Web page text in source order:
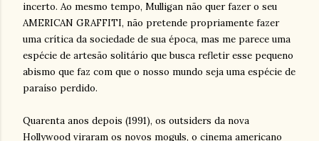
incerto. Ao mesmo tempo, Mulligan não quer fazer o seu
AMERICAN GRAFFITI, não pretende propriamente fazer
uma crítica da sociedade de sua época, mas me parece uma
espécie de artesão solitário que busca refletir esse pequeno
abismo que faz com que o nosso mundo seja uma espécie de
paraíso perdido.
Quarenta anos depois (1991), os outsiders da nova
Hollywood viraram os novos moguls, o cinema americano